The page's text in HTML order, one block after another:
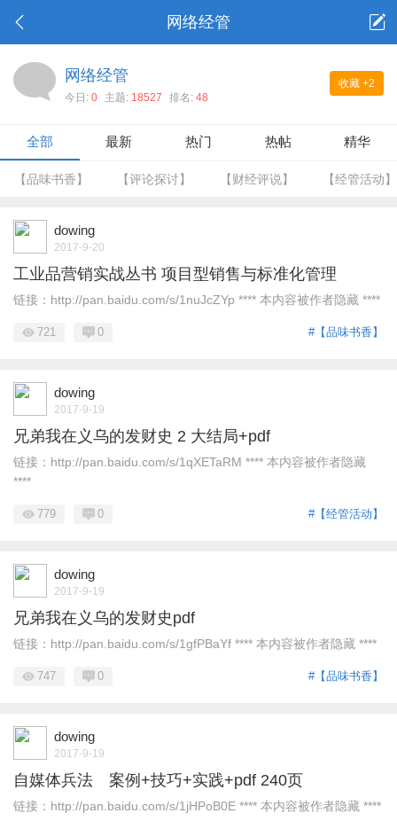
网络经管
收藏 +2
网络经管
今日: 0 主题: 18527 排名: 48
全部 最新 热门 热帖 精华
【品味书香】 【评论探讨】 【财经评说】 【经管活动】
dowing
2017-9-20
工业品营销实战丛书 项目型销售与标准化管理
链接：http://pan.baidu.com/s/1nuJcZYp **** 本内容被作者隐藏 ****
#【品味书香】
721 0
dowing
2017-9-19
兄弟我在义乌的发财史 2 大结局+pdf
链接：http://pan.baidu.com/s/1qXETaRM **** 本内容被作者隐藏
****
#【经管活动】
779 0
dowing
2017-9-19
兄弟我在义乌的发财史pdf
链接：http://pan.baidu.com/s/1gfPBaYf **** 本内容被作者隐藏 ****
#【品味书香】
747 0
dowing
2017-9-19
自媒体兵法 案例+技巧+实践+pdf 240页
链接：http://pan.baidu.com/s/1jHPoB0E **** 本内容被作者隐藏 ****